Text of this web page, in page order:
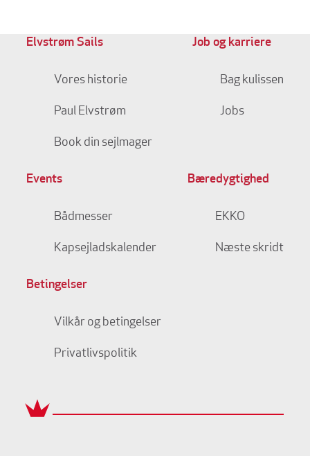
Elvstrøm Sails
Vores historie
Paul Elvstrøm
Book din sejlmager
Job og karriere
Bag kulissen
Jobs
Events
Bådmesser
Kapsejladskalender
Bæredygtighed
EKKO
Næste skridt
Betingelser
Vilkår og betingelser
Privatlivspolitik